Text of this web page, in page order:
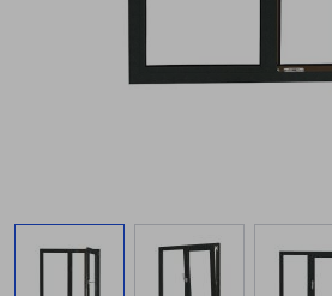
View larger imageView larger image